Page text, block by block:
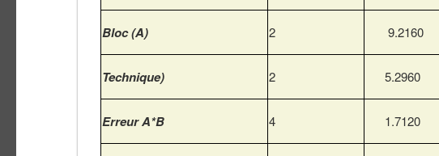
Bloc (A) 2 9.2160
Technique) 2 5.2960
Erreur A*B 4 1.7120